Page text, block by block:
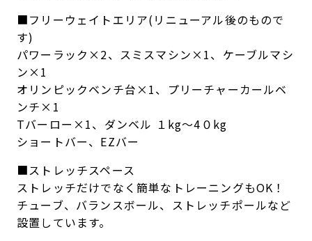
■フリーウェイトエリア(リニューアル後のもので
す)
パワーラック×2、スミスマシン×1、ケーブルマシ
ン×1
オリンピックベンチ台×1、プリーチャーカールベ
ンチ×1
Tバーロー×1、ダンベル １kg〜4０kg
ショートバー、EZバー
■ストレッチスペース
ストレッチだけでなく簡単なトレーニングもOK！
チューブ、バランスボール、ストレッチポールなど
設置しています。